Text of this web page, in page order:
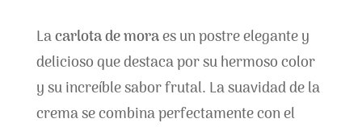
Lacarlota de moraes un postre elegante y
delicioso que destaca por su hermoso color
y su increíble sabor frutal. La suavidad de la
crema se combina perfectamente con el